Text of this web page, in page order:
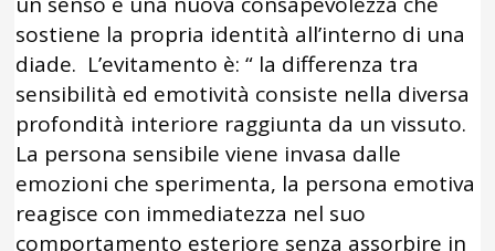
sostiene la propria identità all’interno di una
diade. L’evitamento è: “ la differenza tra
sensibilità ed emotività consiste nella diversa
profondità interiore raggiunta da un vissuto.
La persona sensibile viene invasa dalle
emozioni che sperimenta, la persona emotiva
reagisce con immediatezza nel suo
comportamento esteriore senza assorbire in